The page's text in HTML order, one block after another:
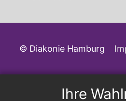
Ihre
© Diakonie Hamburg